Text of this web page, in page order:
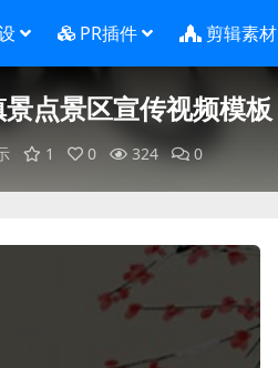
PR插件 剪辑素材
点景区宣传视频模板
1 0 324 0